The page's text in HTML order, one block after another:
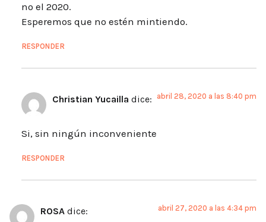
no el 2020.
Esperemos que no estén mintiendo.
RESPONDER
Christian Yucailla dice: abril 28, 2020 a las 8:40 pm
Si, sin ningún inconveniente
RESPONDER
ROSA dice: abril 27, 2020 a las 4:34 pm